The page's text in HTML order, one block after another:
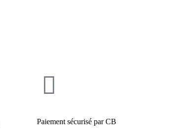
Paiement sécurisé par CB